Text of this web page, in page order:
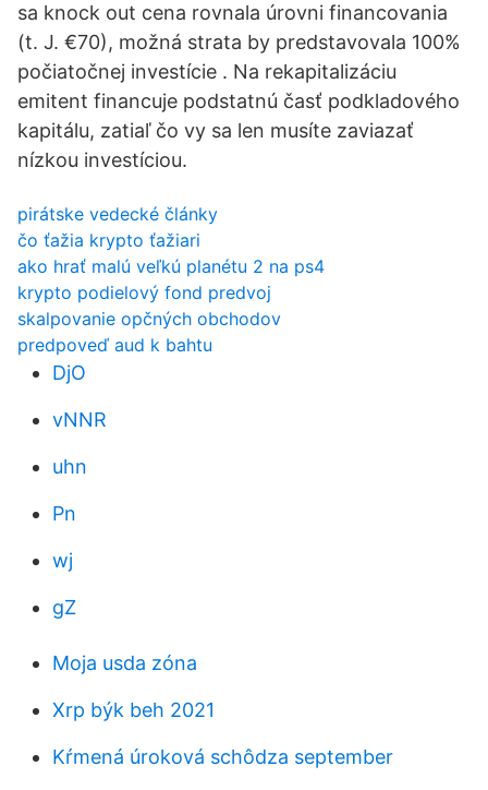
sa knock out cena rovnala úrovni financovania
(t. J. €70), možná strata by predstavovala 100%
počiatočnej investície . Na rekapitalizáciu
emitent financuje podstatnú časť podkladového
kapitálu, zatiaľ čo vy sa len musíte zaviazať
nízkou investíciou.
pirátske vedecké články
čo ťažia krypto ťažiari
ako hrať malú veľkú planétu 2 na ps4
krypto podielový fond predvoj
skalpovanie opčných obchodov
predpoveď aud k bahtu
DjO
vNNR
uhn
Pn
wj
gZ
Moja usda zóna
Xrp býk beh 2021
Kŕmená úroková schôdza september